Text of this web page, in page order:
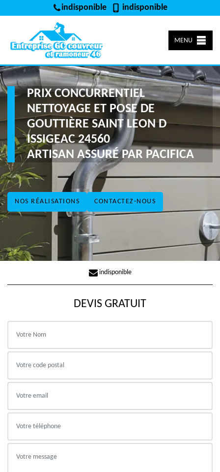
indisponible indisponible
MENU
NOS RÉALISATIONS CONTACTEZ-NOUS
PRIX CONCURRENTIEL
NETTOYAGE ET POSE DE
GOUTTIÈRE SAINT LEON D
ISSIGEAC 24560
ARTISAN ASSURÉ PAR PACIFICA
indisponible
DEVIS GRATUIT